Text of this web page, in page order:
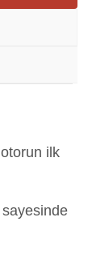
ilk
sayesinde